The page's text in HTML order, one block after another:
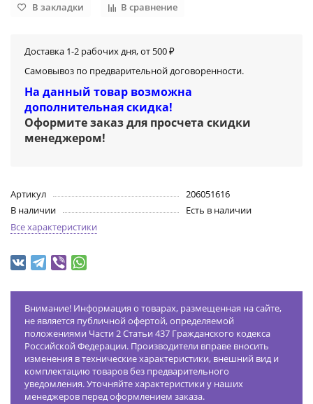
В закладки В сравнение
Доставка 1-2 рабочих дня, от 500 ₽
Самовывоз по предварительной договоренности.
На данный товар возможна
дополнительная скидка!
Оформите заказ для просчета скидки
менеджером!
Артикул
206051616
В наличии
Есть в наличии
Все характеристики
Внимание! Информация о товарах, размещенная на сайте,
не является публичной офертой, определяемой
положениями Части 2 Статьи 437 Гражданского кодекса
Российской Федерации. Производители вправе вносить
изменения в технические характеристики, внешний вид и
комплектацию товаров без предварительного
уведомления. Уточняйте характеристики у наших
менеджеров перед оформлением заказа.